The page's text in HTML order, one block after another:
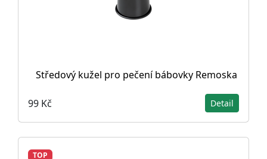
Středový kužel pro pečení bábovky Remoska
99 Kč Detail
TOP